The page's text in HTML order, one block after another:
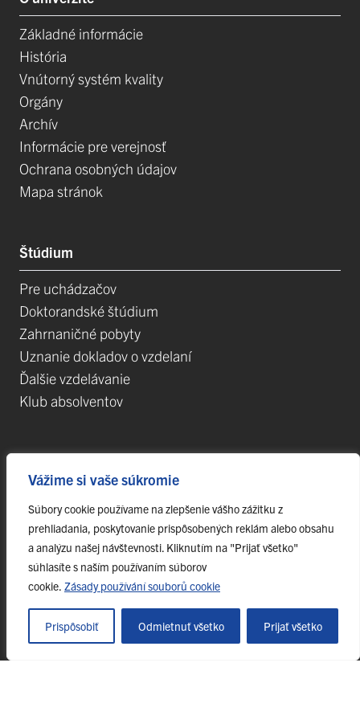
Vážime si vaše súkromie
Súbory cookie používame na zlepšenie vášho zážitku z
prehliadania, poskytovanie prispôsobených reklám alebo obsahu
a analýzu našej návštevnosti. Kliknutím na "Prijať všetko"
súhlasíte s naším používaním súborov
cookie. Zásady používání souborů cookie
Prispôsobiť Odmietnuť všetko Prijať všetko
Základné informácie
História
Vnútorný systém kvality
Orgány
Archív
Informácie pre verejnosť
Ochrana osobných údajov
Mapa stránok
Štúdium
Pre uchádzačov
Doktorandské štúdium
Zahrnaničné pobyty
Uznanie dokladov o vzdelaní
Ďalšie vzdelávanie
Klub absolventov
Projekty
Špičkové tímy
TIP-UPJŠ
Vedecké parky
Evidencia publikačnej činnosti
Habilitačné a vymenúvacie konania